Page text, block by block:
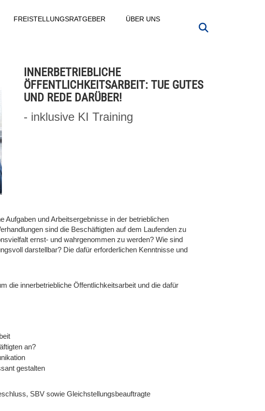
FREISTELLUNGSRATGEBER ÜBER UNS
INNERBETRIEBLICHE
ÖFFENTLICHKEITSARBEIT: TUE GUTES
UND REDE DARÜBER!
- inklusive KI Training
und Arbeitsergebnisse in der betrieblichen
sind die Beschäftigten auf dem Laufenden zu
ernst- und wahrgenommen zu werden? Wie sind
darstellbar? Die dafür erforderlichen Kenntnisse und
die innerbetriebliche Öffentlichkeitsarbeit und die dafür
an?
gestalten
SBV sowie Gleichstellungsbeauftragte